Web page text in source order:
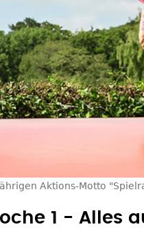
Aktions-Motto
1 - Alles